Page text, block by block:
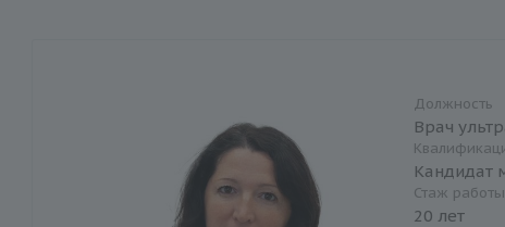
Должность
Врач
Кандидат
Стаж работы
20 лет